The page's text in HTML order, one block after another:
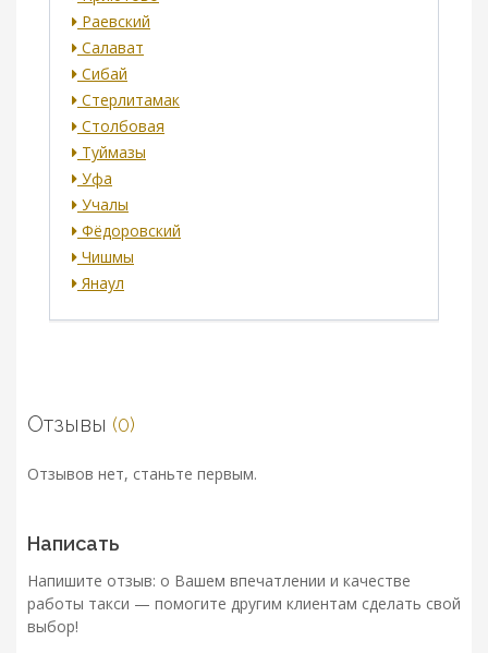
Раевский
Салават
Сибай
Стерлитамак
Столбовая
Туймазы
Уфа
Учалы
Фёдоровский
Чишмы
Янаул
Отзывы (0)
Отзывов нет, станьте первым.
Написать
Напишите отзыв: о Вашем впечатлении и качестве
работы такси — помогите другим клиентам сделать свой
выбор!